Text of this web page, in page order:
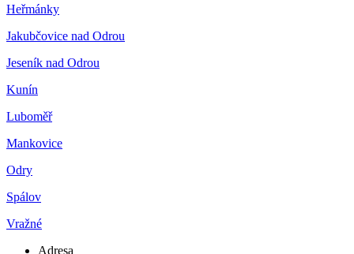
Heřmánky
Jakubčovice nad Odrou
Jeseník nad Odrou
Kunín
Luboměř
Mankovice
Odry
Spálov
Vražné
Adresa